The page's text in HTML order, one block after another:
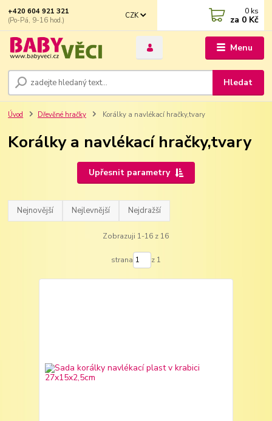
Menu
CZK
Hledat
+420 604 921 321
(Po-Pá, 9-16 hod.)
0 ks
za 0 Kč
Úvod Dřevěné hračky Korálky a navlékací hračky,tvary
Korálky a navlékací hračky,tvary
Upřesnit parametry
Nejnovější Nejlevnější Nejdražší
Zobrazuji 1-16 z 16
strana z 1